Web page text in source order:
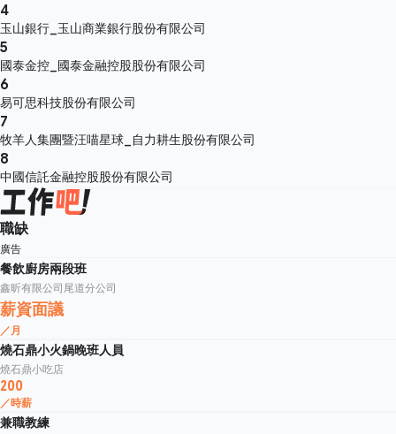
4
玉山銀行_玉山商業銀行股份有限公司
5
國泰金控_國泰金融控股股份有限公司
6
易可思科技股份有限公司
7
牧羊人集團暨汪喵星球_自力耕生股份有限公司
8
中國信託金融控股股份有限公司
職缺
廣告
餐飲廚房兩段班
鑫昕有限公司尾道分公司
薪資面議
／月
燒石鼎小火鍋晚班人員
燒石鼎小吃店
200
／時薪
兼職教練